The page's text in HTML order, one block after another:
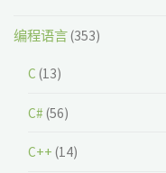
编程语言(353)
C (13)
C# (56)
C++ (14)